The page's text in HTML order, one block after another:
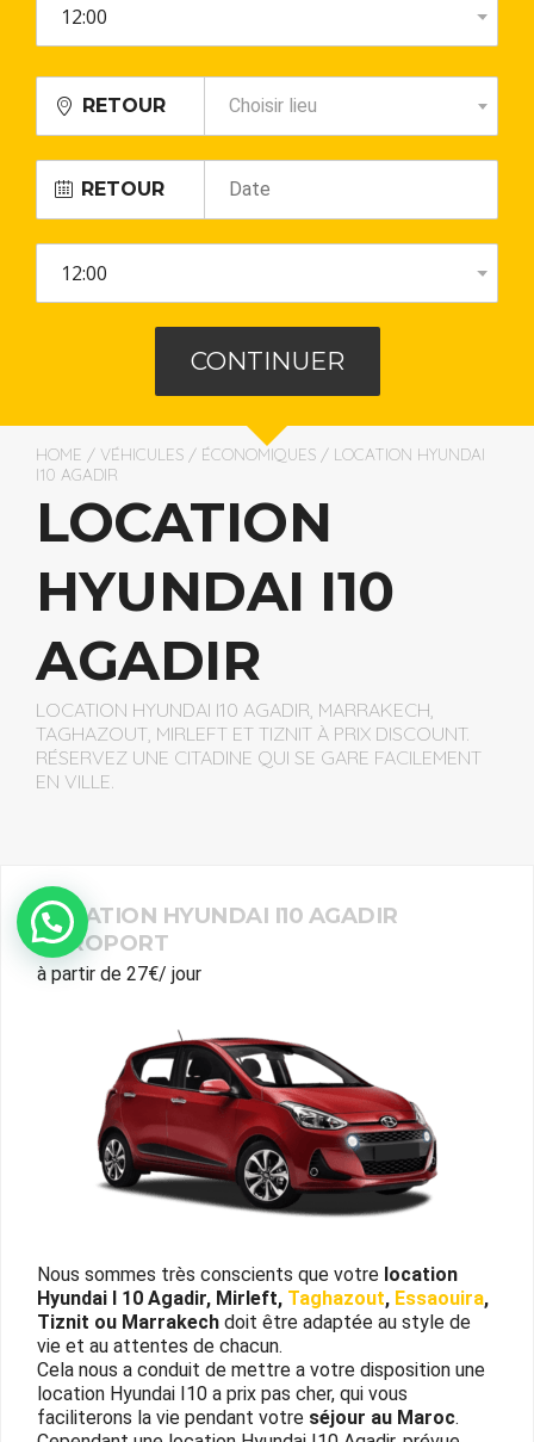
RETOUR Choisir lieu
RETOUR
HOME / VÉHICULES / ÉCONOMIQUES / LOCATION HYUNDAI
I10 AGADIR
LOCATION
HYUNDAI I10
AGADIR
LOCATION HYUNDAI I10 AGADIR, MARRAKECH,
TAGHAZOUT, MIRLEFT ET TIZNIT À PRIX DISCOUNT.
RÉSERVEZ UNE CITADINE QUI SE GARE FACILEMENT
EN VILLE.
LOCATION HYUNDAI I10 AGADIR
AÉROPORT
à partir de 27€/ jour
Nous sommes très conscients que votre location
Hyundai I 10 Agadir, Mirleft, Taghazout, Essaouira,
Tiznit ou Marrakech doit être adaptée au style de
vie et au attentes de chacun.
Cela nous a conduit de mettre a votre disposition une
location Hyundai I10 a prix pas cher, qui vous
faciliterons la vie pendant votre séjour au Maroc.
Whatsapp